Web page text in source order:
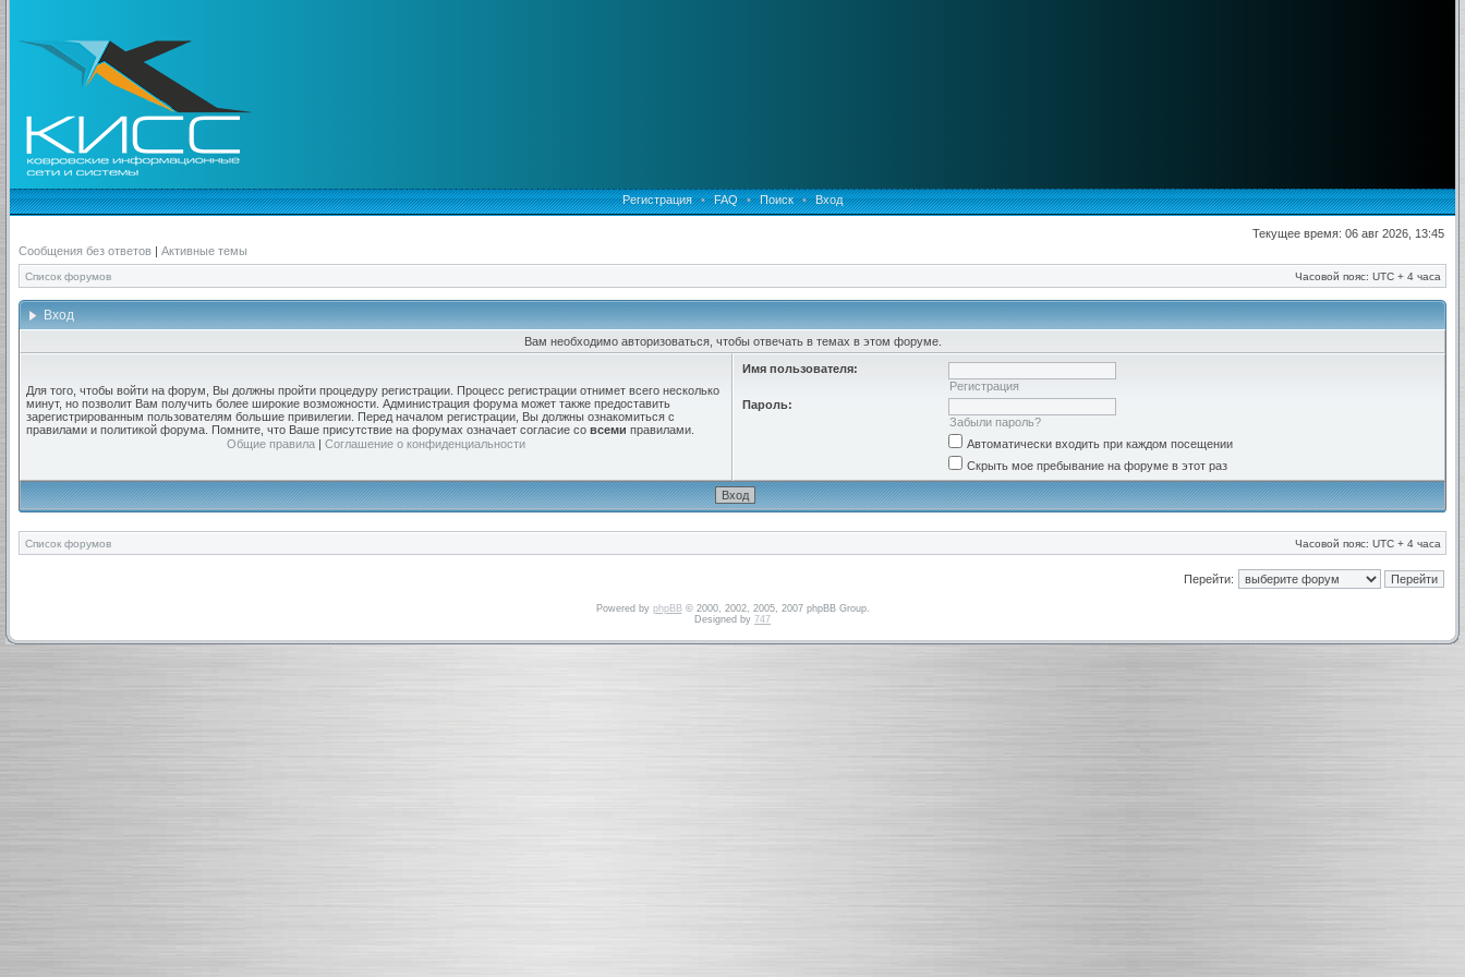
Регистрация • FAQ • Поиск • Вход
Текущее время: 06 авг 2026, 13:45
Сообщения без ответов | Активные темы
Список форумов Часовой пояс: UTC + 4 часа
Вход
Вам необходимо авторизоваться, чтобы отвечать в темах в этом форуме.
Для того, чтобы войти на форум, Вы должны пройти процедуру регистрации. Процесс регистрации отнимет всего несколько
минут, но позволит Вам получить более широкие возможности. Администрация форума может также предоставить
зарегистрированным пользователям большие привилегии. Перед началом регистрации, Вы должны ознакомиться с
правилами и политикой форума. Помните, что Ваше присутствие на форумах означает согласие со всеми правилами.
Общие правила | Соглашение о конфиденциальности
Имя пользователя:
Регистрация
Пароль:
Забыли пароль?
Автоматически входить при каждом посещении
Скрыть мое пребывание на форуме в этот раз
Список форумов Часовой пояс: UTC + 4 часа
Перейти:
Powered by phpBB© 2000, 2002, 2005, 2007 phpBB Group.
Designed by 747